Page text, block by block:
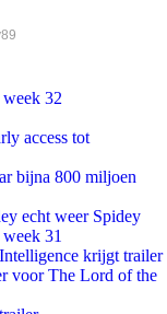
32
access tot
bijna 800 miljoen
echt weer Spidey
31
krijgt trailer
voor The Lord of the